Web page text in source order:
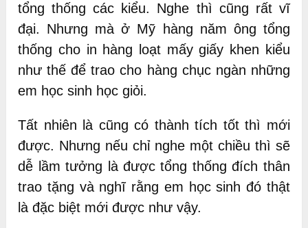
tổng thống các kiểu. Nghe thì cũng rất vĩ
đại. Nhưng mà ở Mỹ hàng năm ông tổng
thống cho in hàng loạt mấy giấy khen kiểu
như thế để trao cho hàng chục ngàn những
em học sinh học giỏi.
Tất nhiên là cũng có thành tích tốt thì mới
được. Nhưng nếu chỉ nghe một chiều thì sẽ
dễ lầm tưởng là được tổng thống đích thân
trao tặng và nghĩ rằng em học sinh đó thật
là đặc biệt mới được như vậy.